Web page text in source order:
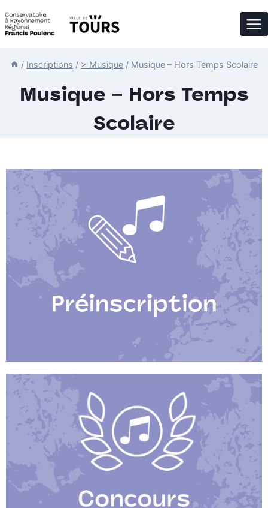
au
contenu
/ Inscriptions / > Musique / Musique – Hors Temps Scolaire
Musique – Hors Temps
Scolaire